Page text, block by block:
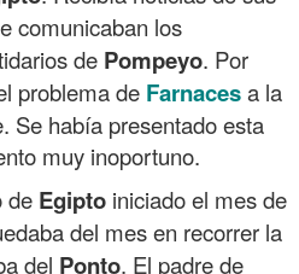
comunicaban los
de Pompeyo. Por
problema de Farnacesa la
Se había presentado esta
muy inoportuno.
de Egipto iniciado el mes de
del mes en recorrer la
del Ponto. El padre de